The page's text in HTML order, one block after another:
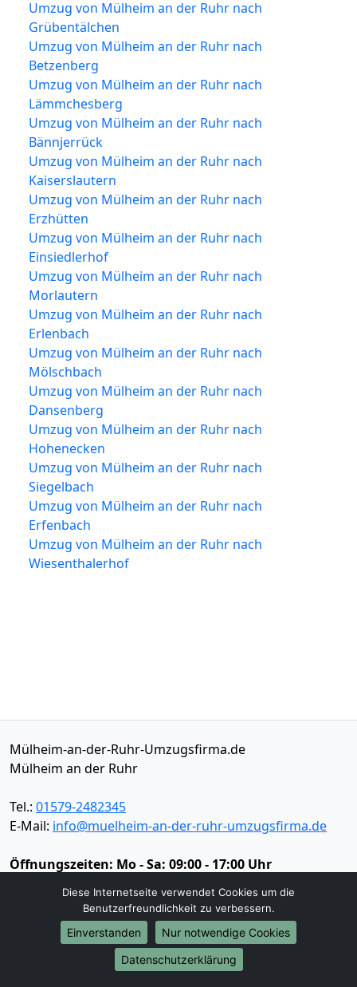
Umzug von Mülheim an der Ruhr nach
Grübentälchen
Umzug von Mülheim an der Ruhr nach
Betzenberg
Umzug von Mülheim an der Ruhr nach
Lämmchesberg
Umzug von Mülheim an der Ruhr nach
Bännjerrück
Umzug von Mülheim an der Ruhr nach
Kaiserslautern
Umzug von Mülheim an der Ruhr nach
Erzhütten
Umzug von Mülheim an der Ruhr nach
Einsiedlerhof
Umzug von Mülheim an der Ruhr nach
Morlautern
Umzug von Mülheim an der Ruhr nach
Erlenbach
Umzug von Mülheim an der Ruhr nach
Mölschbach
Umzug von Mülheim an der Ruhr nach
Dansenberg
Umzug von Mülheim an der Ruhr nach
Hohenecken
Umzug von Mülheim an der Ruhr nach
Siegelbach
Umzug von Mülheim an der Ruhr nach
Erfenbach
Umzug von Mülheim an der Ruhr nach
Wiesenthalerhof
Mülheim-an-der-Ruhr-Umzugsfirma.de
Mülheim an der Ruhr
Tel.: 01579-2482345
E-Mail: info@muelheim-an-der-ruhr-umzugsfirma.de
Öffnungszeiten: Mo - Sa: 09:00 - 17:00 Uhr
Impressum
Datenschutz
Umzugsservice
Diese Internetseite verwendet Cookies um die
Benutzerfreundlichkeit zu verbessern.
Einverstanden
Nur notwendige Cookies
Datenschutzerklärung